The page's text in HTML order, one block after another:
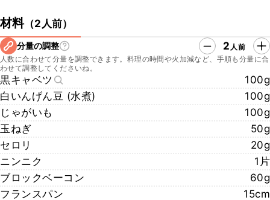
材料（2人前）
分量の調整 2 人前
人数に合わせて分量を調整できます。料理の時間や火加減など、手順も分量に合
わせて調整してくださいね。
黒キャベツ
100g
白いんげん豆 (水煮)
100g
じゃがいも
100g
玉ねぎ
50g
セロリ
20g
ニンニク
1片
ブロックベーコン
60g
フランスパン
15cm